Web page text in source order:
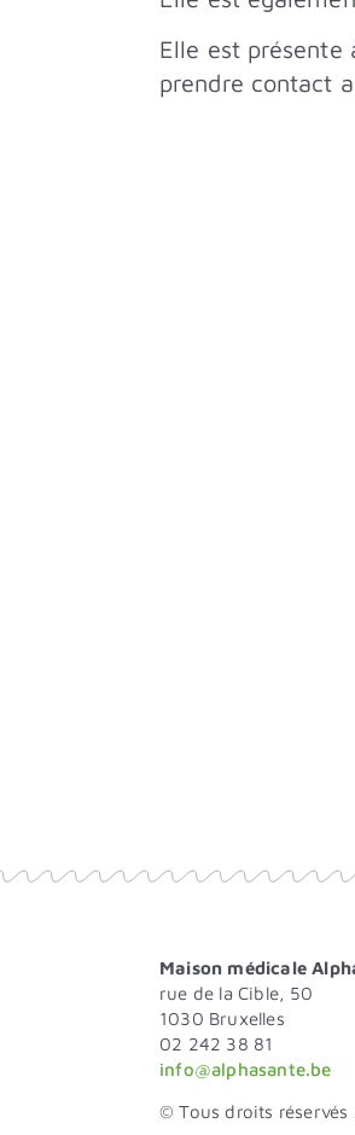
Elle est présente
prendre contact
Maison médicale
rue de la Cible, 50
1030 Bruxelles
02 242 38 81
info@alphasante.be
© Tous droits réservés